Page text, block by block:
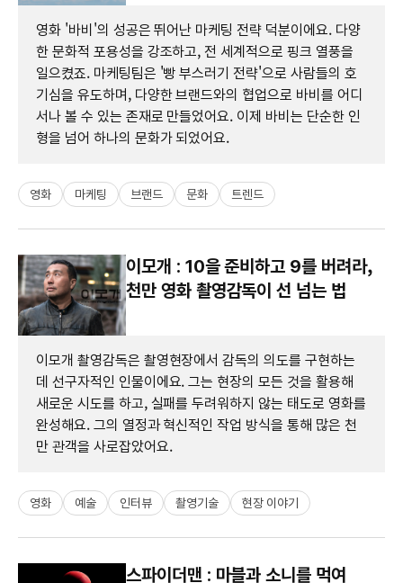
영화 '바비'의 성공은 뛰어난 마케팅 전략 덕분이에요. 다양
한 문화적 포용성을 강조하고, 전 세계적으로 핑크 열풍을
일으켰죠. 마케팅팀은 '빵 부스러기 전략'으로 사람들의 호
기심을 유도하며, 다양한 브랜드와의 협업으로 바비를 어디
서나 볼 수 있는 존재로 만들었어요. 이제 바비는 단순한 인
형을 넘어 하나의 문화가 되었어요.
영화 마케팅 브랜드 문화 트렌드
이모개 : 10을 준비하고 9를 버려라,
천만 영화 촬영감독이 선 넘는 법
이모개 촬영감독은 촬영현장에서 감독의 의도를 구현하는
데 선구자적인 인물이에요. 그는 현장의 모든 것을 활용해
새로운 시도를 하고, 실패를 두려워하지 않는 태도로 영화를
완성해요. 그의 열정과 혁신적인 작업 방식을 통해 많은 천
만 관객을 사로잡았어요.
영화 예술 인터뷰 촬영기술 현장 이야기
스파이더맨 : 마블과 소니를 먹여